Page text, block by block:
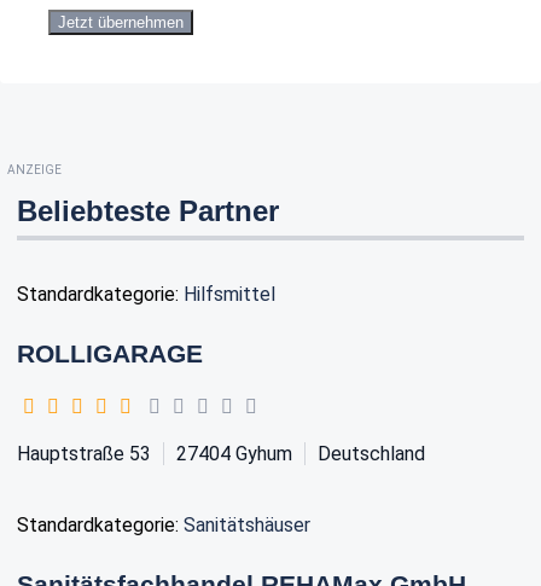
Jetzt übernehmen
ANZEIGE
Beliebteste Partner
Standardkategorie: Hilfsmittel
ROLLIGARAGE
Hauptstraße 53 27404 Gyhum Deutschland
Standardkategorie: Sanitätshäuser